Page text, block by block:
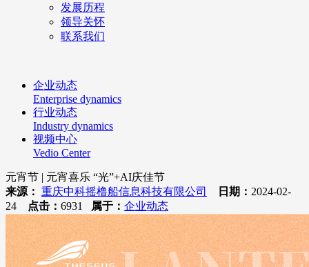
发展历程
领导关怀
联系我们
企业动态
Enterprise dynamics
行业动态
Industry dynamics
视频中心
Vedio Center
元宵节 | 元宵喜乐 “光”+AI庆佳节
来源： 重庆中科摇橹船信息科技有限公司 日期： 2024-02-
24
点击： 6931 属于： 企业动态